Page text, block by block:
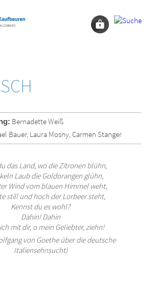
Bernadette Weiß
Bauer, Laura Mosny, Carmen Stanger
das Land, wo die Zitronen blühn,
Laub die Goldorangen glühn,
Wind vom blauen Himmel weht,
still und hoch der Lorbeer steht,
Kennst du es wohl?
Dahin! Dahin
mit dir, o mein Geliebter, ziehn!
von Goethe über die deutsche
Italiensehnsucht)